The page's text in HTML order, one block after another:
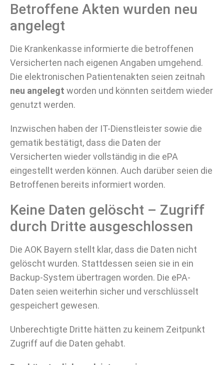
Betroffene Akten wurden neu
angelegt
Die Krankenkasse informierte die betroffenen
Versicherten nach eigenen Angaben umgehend.
Die elektronischen Patientenakten seien zeitnah
neu angelegt worden und könnten seitdem wieder
genutzt werden.
Inzwischen haben der IT-Dienstleister sowie die
gematik bestätigt, dass die Daten der
Versicherten wieder vollständig in die ePA
eingestellt werden können. Auch darüber seien die
Betroffenen bereits informiert worden.
Keine Daten gelöscht – Zugriff
durch Dritte ausgeschlossen
Die AOK Bayern stellt klar, dass die Daten nicht
gelöscht wurden. Stattdessen seien sie in ein
Backup-System übertragen worden. Die ePA-
Daten seien weiterhin sicher und verschlüsselt
gespeichert gewesen.
Unberechtigte Dritte hätten zu keinem Zeitpunkt
Zugriff auf die Daten gehabt.